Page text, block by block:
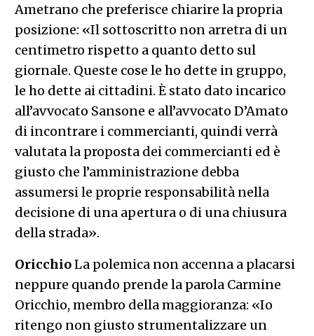
Ametrano che preferisce chiarire la propria
posizione: «Il sottoscritto non arretra di un
centimetro rispetto a quanto detto sul
giornale. Queste cose le ho dette in gruppo,
le ho dette ai cittadini. È stato dato incarico
all’avvocato Sansone e all’avvocato D’Amato
di incontrare i commercianti, quindi verrà
valutata la proposta dei commercianti ed è
giusto che l’amministrazione debba
assumersi le proprie responsabilità nella
decisione di una apertura o di una chiusura
della strada».
OricchioLa polemica non accenna a placarsi
neppure quando prende la parola Carmine
Oricchio, membro della maggioranza: «Io
ritengo non giusto strumentalizzare un